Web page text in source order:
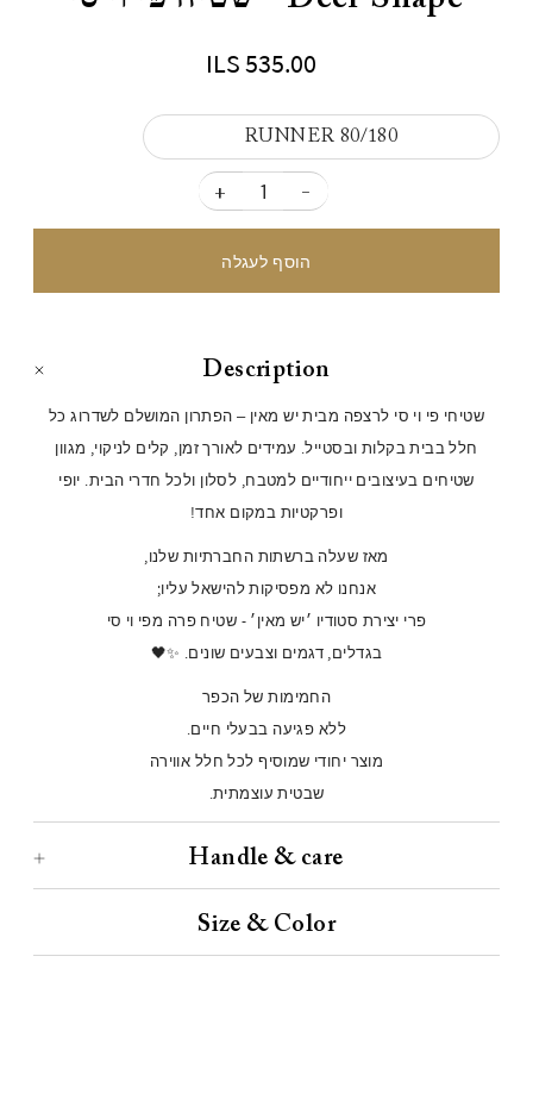
ILS 535.00
RUNNER 80/180
-
+
Description
שטיחי פי וי סי לרצפה מבית יש מאין – הפתרון המושלם לשדרוג כל
חלל בבית בקלות ובסטייל. עמידים לאורך זמן, קלים לניקוי, מגוון
שטיחים בעיצובים ייחודיים למטבח, לסלון ולכל חדרי הבית. יופי
ופרקטיות במקום אחד!
מאז שעלה ברשתות החברתיות שלנו,
אנחנו לא מפסיקות להישאל עליו;
פרי יצירת סטודיו ׳יש מאין׳ - שטיח פרה מפי וי סי
בגדלים, דגמים וצבעים שונים. ✨🖤
החמימות של הכפר
ללא פגיעה בבעלי חיים.
מוצר יחודי שמוסיף לכל חלל אווירה
שבטית עוצמתית.
Handle & care
Size & Color